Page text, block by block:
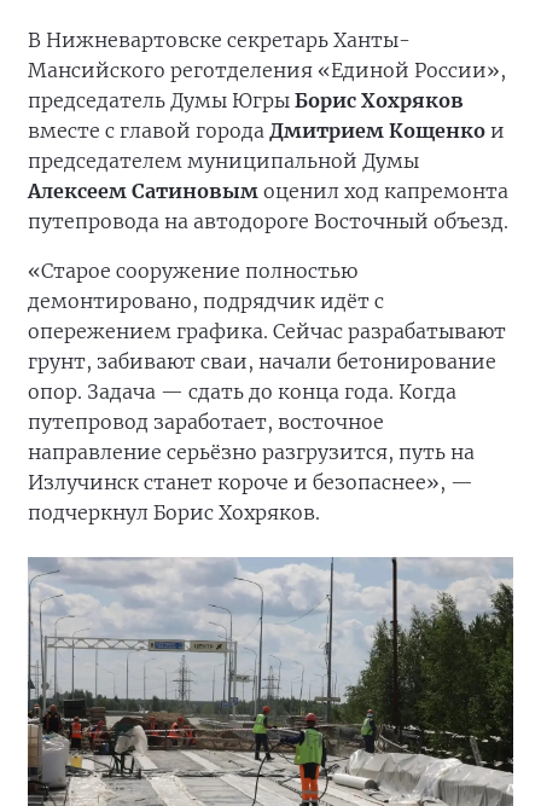
В Нижневартовске секретарь Ханты-
Мансийского реготделения «Единой России»,
председатель Думы Югры Борис Хохряков
вместе с главой города Дмитрием Кощенко и
председателем муниципальной Думы
Алексеем Сатиновым оценил ход капремонта
путепровода на автодороге Восточный объезд.
«Старое сооружение полностью
демонтировано, подрядчик идёт с
опережением графика. Сейчас разрабатывают
грунт, забивают сваи, начали бетонирование
опор. Задача — сдать до конца года. Когда
путепровод заработает, восточное
направление серьёзно разгрузится, путь на
Излучинск станет короче и безопаснее», —
подчеркнул Борис Хохряков.